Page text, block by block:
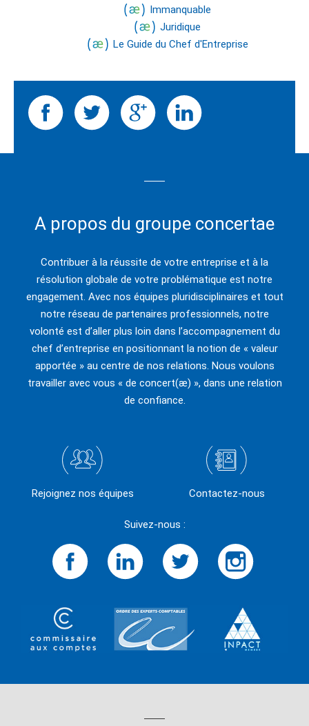
Immanquable
Juridique
Le Guide du Chef d'Entreprise
A propos du groupe concertae
Contribuer à la réussite de votre entreprise et à la
résolution globale de votre problématique est notre
engagement. Avec nos équipes pluridisciplinaires et tout
notre réseau de partenaires professionnels, notre
volonté est d’aller plus loin dans l’accompagnement du
chef d’entreprise en positionnant la notion de « valeur
apportée » au centre de nos relations. Nous voulons
travailler avec vous « de concert(æ) », dans une relation
de confiance.
Suivez-nous :
Rejoignez nos équipes Contactez-nous